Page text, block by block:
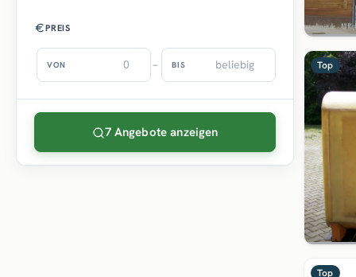
PREIS
VON – BIS
7 Angebote anzeigen
Top
Top